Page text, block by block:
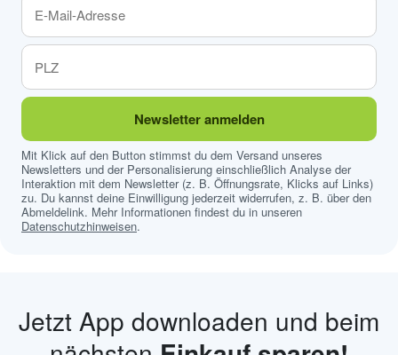
Newsletter anmelden
Mit Klick auf den Button stimmst du dem Versand unseres
Newsletters und der Personalisierung einschließlich Analyse der
Interaktion mit dem Newsletter (z. B. Öffnungsrate, Klicks auf Links)
zu. Du kannst deine Einwilligung jederzeit widerrufen, z. B. über den
Abmeldelink. Mehr Informationen findest du in unseren
Datenschutzhinweisen.
Jetzt App downloaden und beim